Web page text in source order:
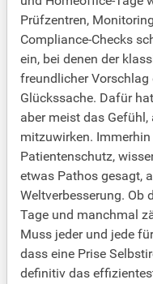
Prüfzentren,
Compliance-Checks
ein, bei denen der
freundlicher Vorschlag
Glückssache. Dafür
aber meist das
mitzuwirken.
Patientenschutz,
etwas Pathos gesagt,
Weltverbesserung. Ob
Tage und manchmal
Muss jeder und jede
dass eine Prise
definitiv das